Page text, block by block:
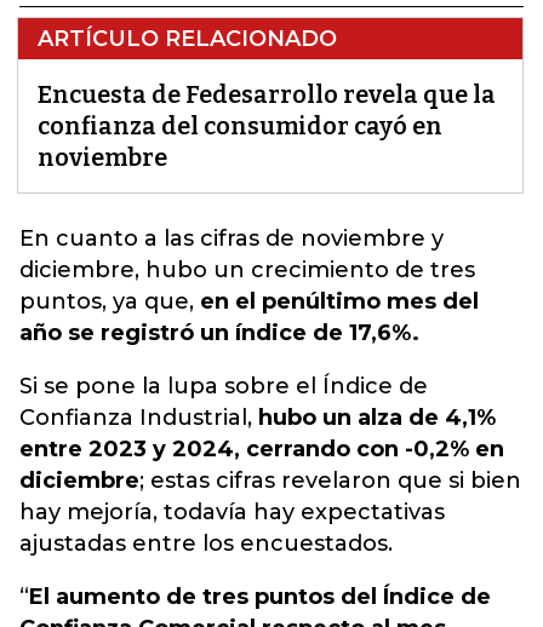
ARTÍCULO RELACIONADO
Encuesta de Fedesarrollo revela que la
confianza del consumidor cayó en
noviembre
En cuanto a las cifras de noviembre y
diciembre, hubo un crecimiento de tres
puntos, ya que, en el penúltimo mes del
año se registró un índice de 17,6%.
Si se pone la lupa sobre el Índice de
Confianza Industrial, hubo un alza de 4,1%
entre 2023 y 2024, cerrando con -0,2% en
diciembre; estas cifras revelaron que si bien
hay mejoría, todavía hay expectativas
ajustadas entre los encuestados.
“El aumento de tres puntos del Índice de